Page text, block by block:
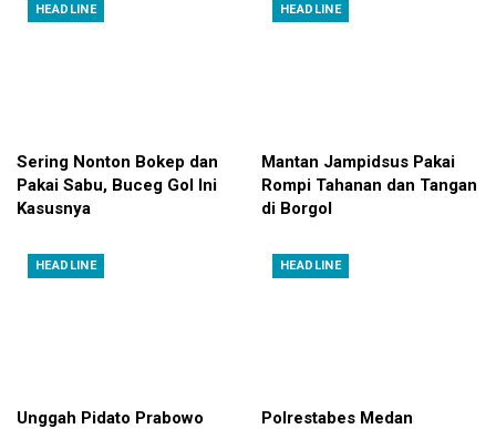
HEADLINE
Sering Nonton Bokep dan
Pakai Sabu, Buceg Gol Ini
Kasusnya
HEADLINE
Mantan Jampidsus Pakai
Rompi Tahanan dan Tangan
di Borgol
HEADLINE
Unggah Pidato Prabowo
HEADLINE
Polrestabes Medan